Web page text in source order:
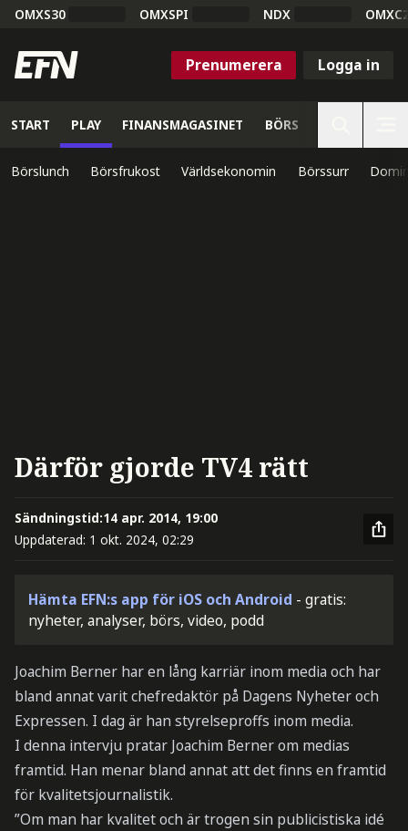
OMXS30 OMXSPI NDX
Prenumerera Logga in
START PLAY FINANSMAGASINET BÖRS
Börslunch Börsfrukost Världsekonomin Börssurr
Därför gjorde TV4 rätt
Sändningstid:14 apr. 2014, 19:00
Uppdaterad: 1 okt. 2024, 02:29
Hämta EFN:s app för iOS och Android - gratis:
nyheter, analyser, börs, video, podd
Joachim Berner har en lång karriär inom media och har
bland annat varit chefredaktör på Dagens Nyheter och
Expressen. I dag är han styrelseproffs inom media.
I denna intervju pratar Joachim Berner om medias
framtid. Han menar bland annat att det finns en framtid
för kvalitetsjournalistik.
”Om man har kvalitet och är trogen sin publicistiska idé